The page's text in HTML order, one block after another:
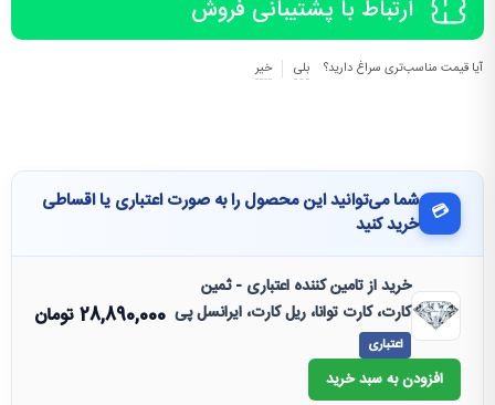
ارتباط با پشتیبانی فروش
آیا قیمت مناسب‌تری سراغ دارید؟ بلی خیر
💳 شما می‌توانید این محصول را به صورت اعتباری یا اقساطی
خرید کنید
خرید از تامین کننده اعتباری - ثمین
کارت، کارت توانا، ریل کارت، ایرانسل پی
اعتباری
28,890,000تومان
افزودن به سبد خرید